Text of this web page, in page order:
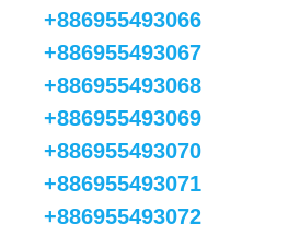
+886955493066
+886955493067
+886955493068
+886955493069
+886955493070
+886955493071
+886955493072